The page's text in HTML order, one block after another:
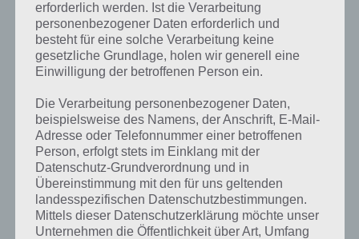
Auch eine Dusche ist kein Problem in der Minecraft Pocket Edition.
Dazu errichtet man sein Haus einfach nahe eines Wasserfalls. Nun
bauen wir Rohre aus Ziegeln oder Steinen um diesen herum und
leiten das ganze zum Haus. das Wasser sprudelt zwar nun die ganze
Ohne Fackeln eine Höhle bauen
Wer schonmal in den Berg bzw. unter Tage gegraben hat, kommt
ohne Fackeln nicht weit. Schnell wird es zu Dunkel und man sieht
nichts mehr. Allerdings gibt es einen coolen Trick in der Minecraft
Pocket Edition.
erforderlich werden. Ist die Verarbeitung
personenbezogener Daten erforderlich und
besteht für eine solche Verarbeitung keine
gesetzliche Grundlage, holen wir generell eine
Einwilligung der betroffenen Person ein.
Die Verarbeitung personenbezogener Daten,
beispielsweise des Namens, der Anschrift, E-Mail-
Adresse oder Telefonnummer einer betroffenen
Person, erfolgt stets im Einklang mit der
Datenschutz-Grundverordnung und in
Übereinstimmung mit den für uns geltenden
landesspezifischen Datenschutzbestimmungen.
Mittels dieser Datenschutzerklärung möchte unser
Unternehmen die Öffentlichkeit über Art, Umfang